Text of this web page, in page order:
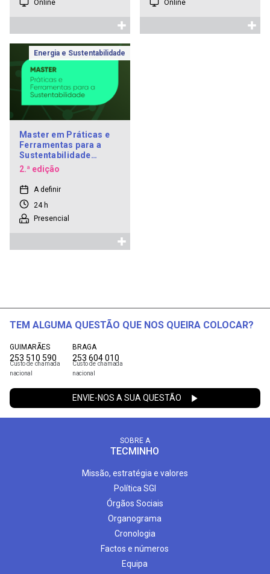
Online
Online
Energia e Sustentabilidade
Master em Práticas e
Ferramentas para a
Sustentabilidade
[Laboral]
2.ª edição
A definir
24 h
Presencial
TEM ALGUMA QUESTÃO QUE NOS QUEIRA COLOCAR?
GUIMARÃES
253 510 590
Custo de chamada
nacional
BRAGA
253 604 010
Custo de chamada
nacional
ENVIE-NOS A SUA QUESTÃO
SOBRE A
TECMINHO
Missão, estratégia e valores
Política SGI
Órgãos Sociais
Organograma
Cronologia
Factos e números
Equipa